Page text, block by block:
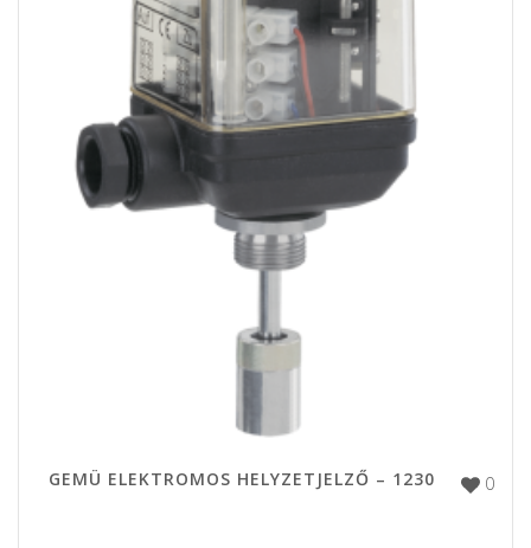
0
GEMÜ ELEKTROMOS HELYZETJELZŐ – 1230